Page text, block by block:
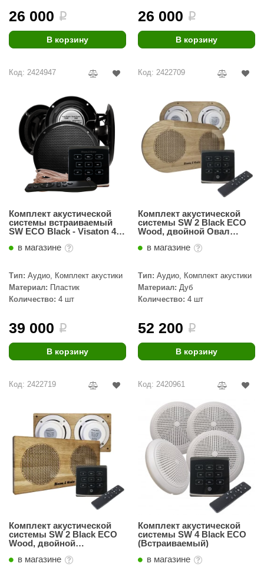
Design
2000
Snow
icon
26 000 i
В корзину
26 000 i
В корзину
Код: 2424947
Комплект акустической
системы встраиваемый
SW ECO Black - Visaton 44
в магазине
Тип: Аудио, Комплект акустики
Материал: Пластик
Количество: 4 шт
39 000 i
В корзину
Код: 2422709
Комплект акустической
системы SW 2 Black ECO
Wood, двойной Овал
в магазине
Тип: Аудио, Комплект акустики
Материал: Дуб
Количество: 4 шт
52 200 i
В корзину
Код: 2422719
Комплект акустической
системы SW 2 Black ECO
Wood, двойной
(Встраиваемый)
в магазине
Код: 2420961
Комплект акустической
системы SW 4 Black ECO
(Встраиваемый)
в магазине